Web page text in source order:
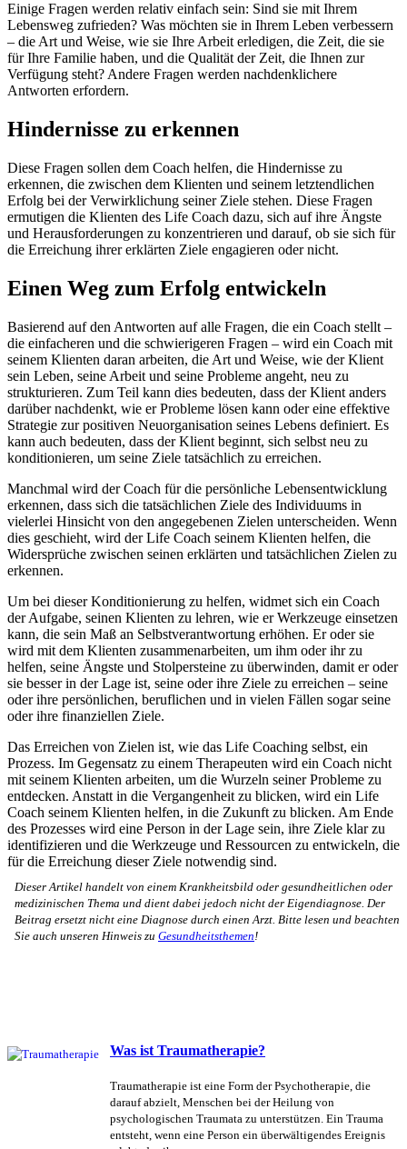
Einige Fragen werden relativ einfach sein: Sind sie mit Ihrem
Lebensweg zufrieden? Was möchten sie in Ihrem Leben verbessern
– die Art und Weise, wie sie Ihre Arbeit erledigen, die Zeit, die sie
für Ihre Familie haben, und die Qualität der Zeit, die Ihnen zur
Verfügung steht? Andere Fragen werden nachdenklichere
Antworten erfordern.
Hindernisse zu erkennen
Diese Fragen sollen dem Coach helfen, die Hindernisse zu
erkennen, die zwischen dem Klienten und seinem letztendlichen
Erfolg bei der Verwirklichung seiner Ziele stehen. Diese Fragen
ermutigen die Klienten des Life Coach dazu, sich auf ihre Ängste
und Herausforderungen zu konzentrieren und darauf, ob sie sich für
die Erreichung ihrer erklärten Ziele engagieren oder nicht.
Einen Weg zum Erfolg entwickeln
Basierend auf den Antworten auf alle Fragen, die ein Coach stellt –
die einfacheren und die schwierigeren Fragen – wird ein Coach mit
seinem Klienten daran arbeiten, die Art und Weise, wie der Klient
sein Leben, seine Arbeit und seine Probleme angeht, neu zu
strukturieren. Zum Teil kann dies bedeuten, dass der Klient anders
darüber nachdenkt, wie er Probleme lösen kann oder eine effektive
Strategie zur positiven Neuorganisation seines Lebens definiert. Es
kann auch bedeuten, dass der Klient beginnt, sich selbst neu zu
konditionieren, um seine Ziele tatsächlich zu erreichen.
Manchmal wird der Coach für die persönliche Lebensentwicklung
erkennen, dass sich die tatsächlichen Ziele des Individuums in
vielerlei Hinsicht von den angegebenen Zielen unterscheiden. Wenn
dies geschieht, wird der Life Coach seinem Klienten helfen, die
Widersprüche zwischen seinen erklärten und tatsächlichen Zielen zu
erkennen.
Um bei dieser Konditionierung zu helfen, widmet sich ein Coach
der Aufgabe, seinen Klienten zu lehren, wie er Werkzeuge einsetzen
kann, die sein Maß an Selbstverantwortung erhöhen. Er oder sie
wird mit dem Klienten zusammenarbeiten, um ihm oder ihr zu
helfen, seine Ängste und Stolpersteine zu überwinden, damit er oder
sie besser in der Lage ist, seine oder ihre Ziele zu erreichen – seine
oder ihre persönlichen, beruflichen und in vielen Fällen sogar seine
oder ihre finanziellen Ziele.
Das Erreichen von Zielen ist, wie das Life Coaching selbst, ein
Prozess. Im Gegensatz zu einem Therapeuten wird ein Coach nicht
mit seinem Klienten arbeiten, um die Wurzeln seiner Probleme zu
entdecken. Anstatt in die Vergangenheit zu blicken, wird ein Life
Coach seinem Klienten helfen, in die Zukunft zu blicken. Am Ende
des Prozesses wird eine Person in der Lage sein, ihre Ziele klar zu
identifizieren und die Werkzeuge und Ressourcen zu entwickeln, die
für die Erreichung dieser Ziele notwendig sind.
Dieser Artikel handelt von einem Krankheitsbild oder gesundheitlichen oder
medizinischen Thema und dient dabei jedoch nicht der Eigendiagnose. Der
Beitrag ersetzt nicht eine Diagnose durch einen Arzt. Bitte lesen und beachten
Sie auch unseren Hinweis zu Gesundheitsthemen!
Was ist Traumatherapie?
Traumatherapie ist eine Form der Psychotherapie, die
darauf abzielt, Menschen bei der Heilung von
psychologischen Traumata zu unterstützen. Ein Trauma
entsteht, wenn eine Person ein überwältigendes Ereignis